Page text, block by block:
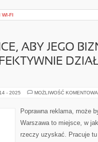
WI-FI
ABY JEGO
- 2025 MOŻLIWOŚĆ
Poprawna reklama, może
Warszawa to miejsce, w
rzeczy uzyskać. Pracuje